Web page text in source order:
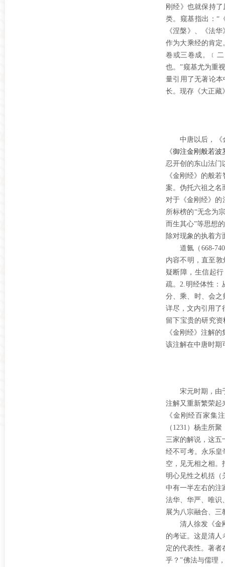
刚经》也就保持
类。窥基指出：“
《涅槃》、《法
作为大乘经的肯定
卷或三卷成。﹝
也。”窥基尤为重
量引用了无著论
长。现存《大正藏
中唐以后，《
《御注金刚般若波
忍开创的东山法门
《金刚经》的般
案。伪托六祖之
对于《金刚经》的
所标榜的“无念为
而生其心”等思想
除对现象的执着
道氤（ 668-
内容不明，直至敦
疑断障，生信起
疏。2. 明经体性：
分、乘、时、会之
详尽，文内引用了
留下宝贵的研究
《金刚经》注解
该注解在中唐时期
宋元时期，由
注解又重新繁荣起
《金刚经百家集
（ 1231）杨圭所
三家的解说，这五
经不可考。永乐皇
空，见无相之相。
明心见性之机括（
中有一半左右的注
法华、华严、唯识
展为八宗融合、三
清人徐发《金
的考证。这是清
定的代表性。著者
乎？”佛法与儒理